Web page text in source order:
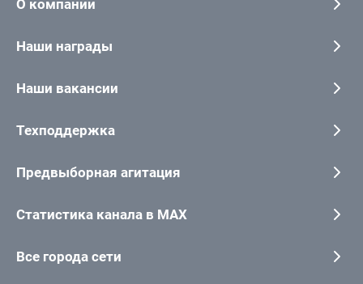
О компании
Наши награды
Наши вакансии
Техподдержка
Предвыборная агитация
Статистика канала в MAX
Все города сети